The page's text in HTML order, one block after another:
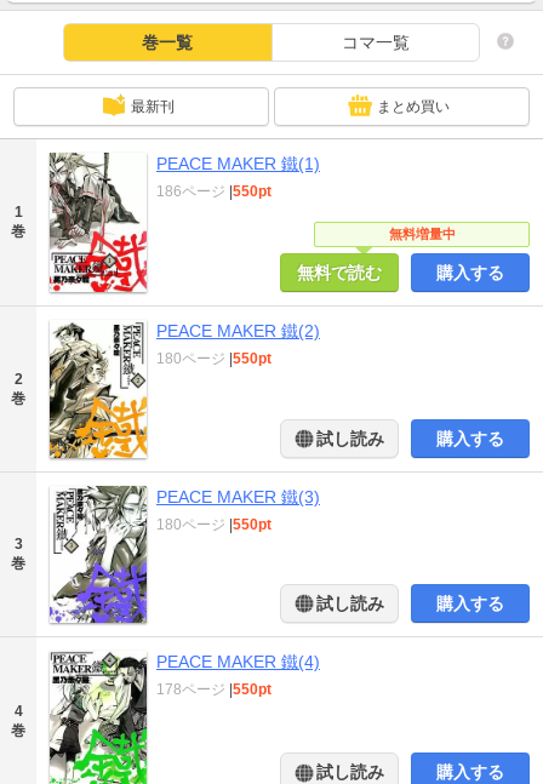
巻一覧 コマ一覧
最新刊 まとめ買い
1
巻
PEACE MAKER 鐵(1)
無料増量中
186ページ 550pt
無料で読む 購入する
2
巻
PEACE MAKER 鐵(2)
180ページ 550pt
試し読み 購入する
3
巻
PEACE MAKER 鐵(3)
180ページ 550pt
試し読み 購入する
4
巻
PEACE MAKER 鐵(4)
178ページ 550pt
試し読み 購入する